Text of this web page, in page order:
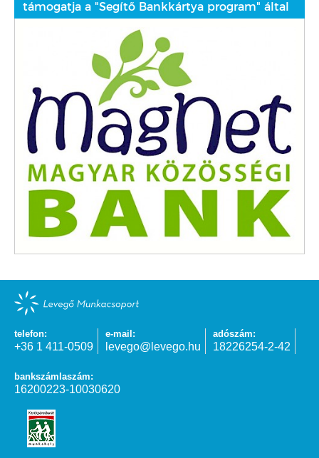
támogatja a "Segítő Bankkártya program" által
telefon:
+36 1 411-0509
e-mail:
levego@levego.hu
adószám:
18226254-2-42
bankszámlaszám:
16200223-10030620